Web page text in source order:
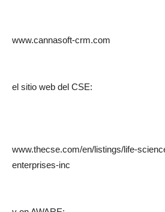
www.cannasoft-crm.com
el sitio web del CSE:
www.thecse.com/en/listings/life-
enterprises-inc